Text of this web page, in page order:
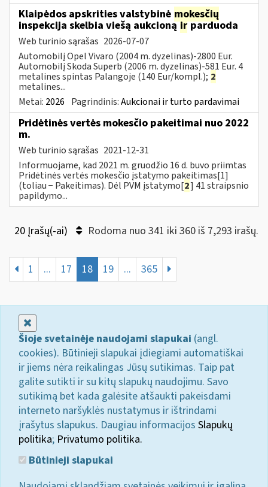
Klaipėdos apskrities valstybinė mokesčių
inspekcija skelbia viešą aukcionąirparduoda
Web turinio sąrašas 2026-07-07
Automobilį Opel Vivaro (2004 m. dyzelinas)-2800 Eur.
Automobilį Skoda Superb (2006 m. dyzelinas)-581 Eur. 4
metalines spintas Palangoje (140 Eur/kompl.); 2
metalines...
Metai: 2026 Pagrindinis:Aukcionai ir turto pardavimai
Pridėtinės vertės mokesčio pakeitimai nuo 2022
m.
Web turinio sąrašas 2021-12-31
Informuojame, kad 2021 m. gruodžio 16 d. buvo priimtas
Pridėtinės vertės mokesčio įstatymo pakeitimas[1]
(toliau − Pakeitimas). Dėl PVM įstatymo[2] 41 straipsnio
papildymo...
20 Įrašų(-ai) Rodoma nuo 341 iki 360 iš 7,293 irašų.
1 ... 17 18 19 ... 365
Šioje svetainėje naudojami slapukai (angl.
cookies). Būtinieji slapukai įdiegiami automatiškai
ir jiems nėra reikalingas Jūsų sutikimas. Taip pat
galite sutikti ir su kitų slapukų naudojimu. Savo
sutikimą bet kada galėsite atšaukti pakeisdami
interneto naršyklės nustatymus ir ištrindami
įrašytus slapukus. Daugiau informacijos Slapukų
politika; Privatumo politika.
Būtinieji slapukai